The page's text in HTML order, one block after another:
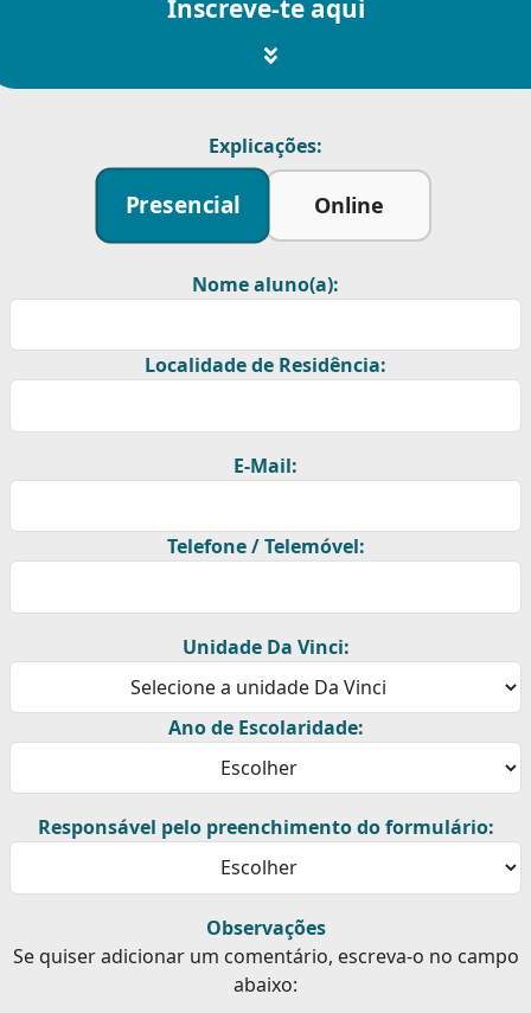
Inscreve-te aqui
Explicações:
Presencial Online
Nome aluno(a):
Localidade de Residência:
E-Mail:
Telefone / Telemóvel:
Unidade Da Vinci:
Ano de Escolaridade:
Responsável pelo preenchimento do formulário:
Observações
Se quiser adicionar um comentário, escreva-o no campo
abaixo: